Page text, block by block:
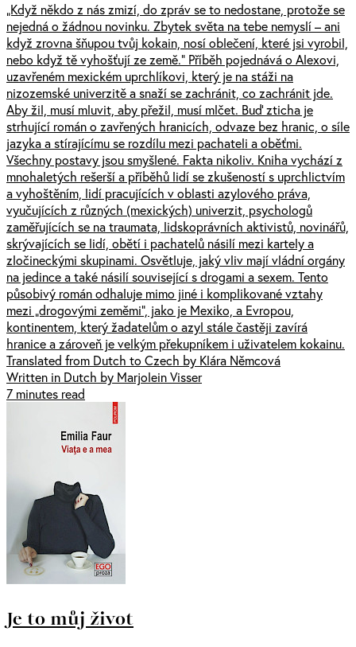
„Když někdo z nás zmizí, do zpráv se to nedostane, protože se
nejedná o žádnou novinku. Zbytek světa na tebe nemyslí – ani
když zrovna šňupou tvůj kokain, nosí oblečení, které jsi vyrobil,
nebo když tě vyhošťují ze země.“ Příběh pojednává o Alexovi,
uzavřeném mexickém uprchlíkovi, který je na stáži na
nizozemské univerzitě a snaží se zachránit, co zachránit jde.
Aby žil, musí mluvit, aby přežil, musí mlčet. Buď zticha je
strhující román o zavřených hranicích, odvaze bez hranic, o síle
jazyka a stírajícímu se rozdílu mezi pachateli a oběťmi.
Všechny postavy jsou smyšlené. Fakta nikoliv. Kniha vychází z
mnohaletých rešerší a příběhů lidí se zkušeností s uprchlictvím
a vyhoštěním, lidí pracujících v oblasti azylového práva,
vyučujících z různých (mexických) univerzit, psychologů
zaměřujících se na traumata, lidskoprávních aktivistů, novinářů,
skrývajících se lidí, obětí i pachatelů násilí mezi kartely a
zločineckými skupinami. Osvětluje, jaký vliv mají vládní orgány
na jedince a také násilí související s drogami a sexem. Tento
působivý román odhaluje mimo jiné i komplikované vztahy
mezi „drogovými zeměmi“, jako je Mexiko, a Evropou,
kontinentem, který žadatelům o azyl stále častěji zavírá
hranice a zároveň je velkým překupníkem i uživatelem kokainu.
Translated from Dutch to Czech by Klára Němcová
Written in Dutch by Marjolein Visser
7 minutes read
Je to můj život